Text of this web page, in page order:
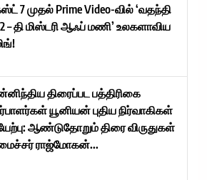
7 முதல் Prime Video-வில் ‘வதந்தி
– தி மிஸ்டரி ஆஃப் மணி’ உலகளாவிய
திரைப்பட பத்திரிகை
யூனியன் புதிய நிர்வாகிகள்
ஆண்டுதோறும் திரை விருதுகள்
ராஜ்மோகன்...